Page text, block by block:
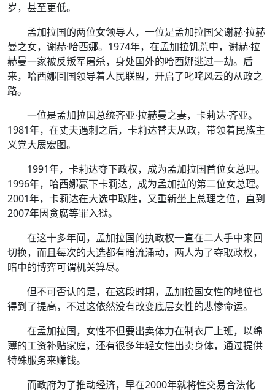
岁，甚至更低。
孟加拉国的两位女领导人，一位是孟加拉国父谢赫·拉赫
曼之女，谢赫·哈西娜。1974年，在孟加拉饥荒中，谢赫·拉
赫曼一家被反叛军屠杀，身处国外的哈西娜逃过一劫。后
来，哈西娜回国领导着人民联盟，开启了叱咤风云的从政之
路。
一位是孟加拉国总统齐亚·拉赫曼之妻，卡莉达·齐亚。
1981年，在丈夫遇刺之后，卡莉达替夫从政，带领着民族主
义党大展宏图。
1991年，卡莉达夺下政权，成为孟加拉国首位女总理。
1996年，哈西娜赢下卡莉达，成为孟加拉的第二位女总理。
2001年，卡莉达在大选中取胜，又重新坐上总理之位，直到
2007年因贪腐等罪入狱。
在这十多年间，孟加拉国的执政权一直在二人手中来回
切换，而且每次的大选都有暗流涌动，两人为了夺取政权，
暗中的博弈可谓机关算尽。
但不可否认的是，在这段时期，孟加拉国女性的地位也
得到了提高，不过这依然没有改变底层女性的悲惨命运。
在孟加拉国，女性不但要出卖体力在制衣厂上班，以绵
薄的工资补贴家庭，还有很多年轻女性出卖身体，通过提供
特殊服务来赚钱。
而政府为了推动经济，早在2000年就将性交易合法化